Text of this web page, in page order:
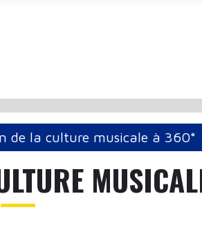
de la culture musicale à 360°